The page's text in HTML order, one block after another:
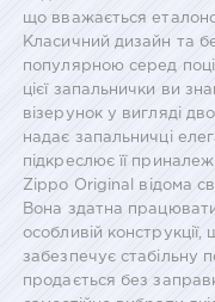
що вважається
Класичний дизайн та
популярною серед
цієї запальнички ви
візерунок у вигляді
надає запальничці
підкреслює її
Zippo Original відома
Вона здатна
особливій
забезпечує стабільну
продається без